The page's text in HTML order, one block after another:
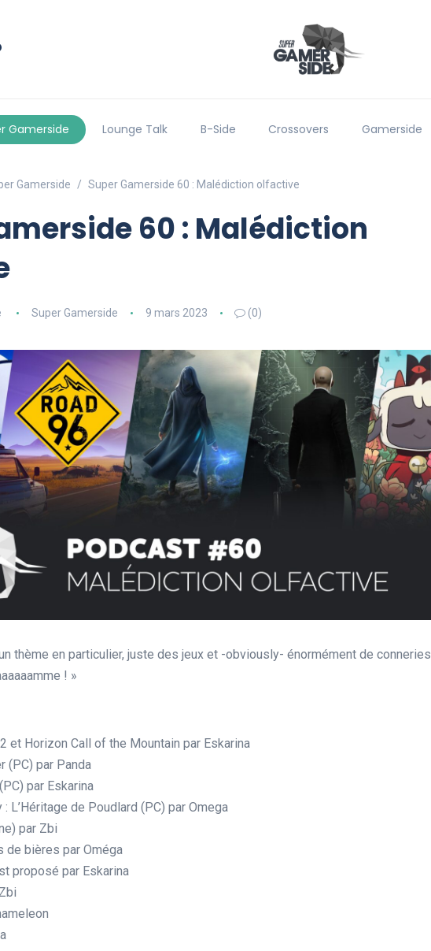
Gamerside Lounge Talk B-Side Crossovers Gamerside
Gamerside Super Gamerside 60 : Malédiction olfactive
60 : Malédiction
Super Gamerside 9 mars 2023 (0)
thème en particulier, juste des jeux et -obviously- énormément de conneries.
! »
et Horizon Call of the Mountain par Eskarina
(PC) par Panda
par Eskarina
L’Héritage de Poudlard (PC) par Omega
par Zbi
de bières par Oméga
proposé par Eskarina